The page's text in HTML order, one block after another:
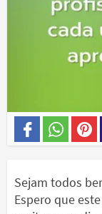
Sejam todos
Espero que